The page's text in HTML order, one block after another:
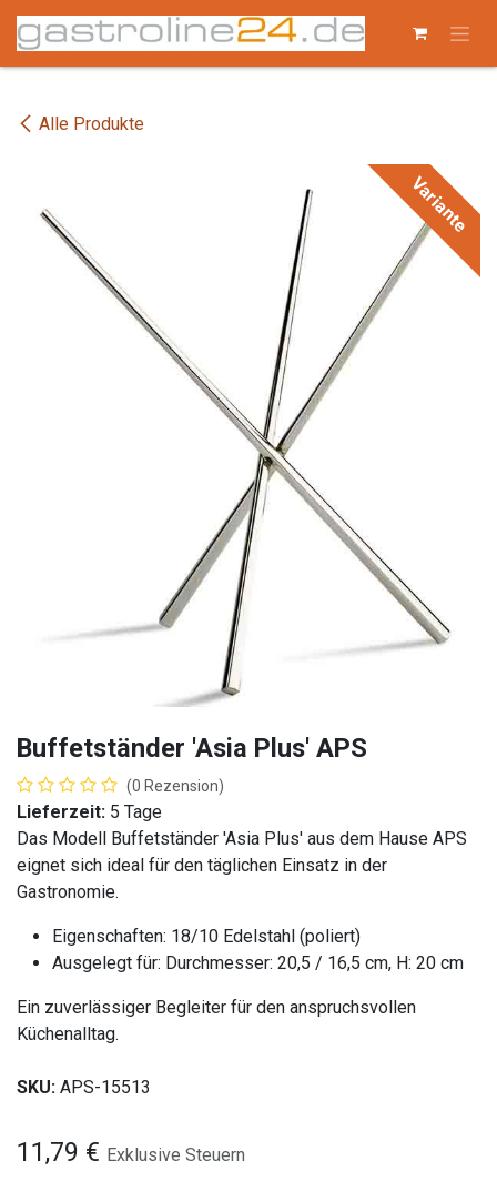
Zum Inhalt springen
Alle Produkte
Variante
Buffetständer 'Asia Plus' APS
(0 Rezension)
Lieferzeit: 5 Tage
Das Modell Buffetständer 'Asia Plus' aus dem Hause APS
eignet sich ideal für den täglichen Einsatz in der
Gastronomie.
Eigenschaften: 18/10 Edelstahl (poliert)
Ausgelegt für: Durchmesser: 20,5 / 16,5 cm, H: 20 cm
Ein zuverlässiger Begleiter für den anspruchsvollen
Küchenalltag.
SKU: APS-15513
11,79 € Exklusive Steuern